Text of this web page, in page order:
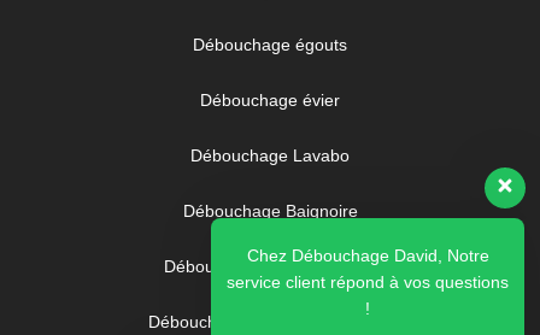
Débouchage égouts
Débouchage évier
Débouchage Lavabo
Débouchage Baignoire
Débouchage WC & Toilettes
Débouchage Inspection camera
Chez Débouchage David, Notre
service client répond à vos questions
!